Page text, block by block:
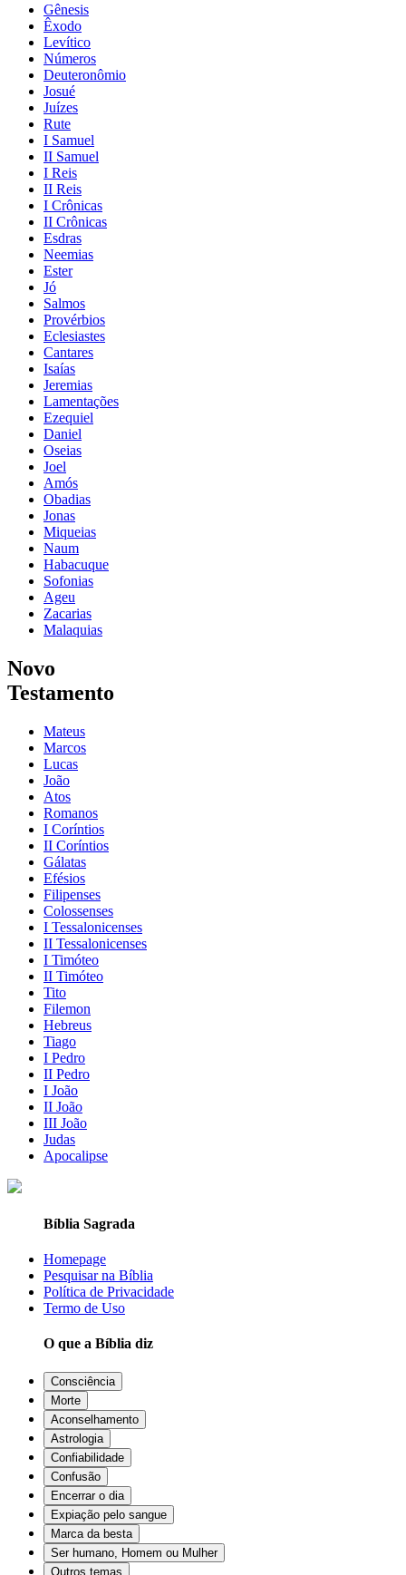
Gênesis
Êxodo
Levítico
Números
Deuteronômio
Josué
Juízes
Rute
I Samuel
II Samuel
I Reis
II Reis
I Crônicas
II Crônicas
Esdras
Neemias
Ester
Jó
Salmos
Provérbios
Eclesiastes
Cantares
Isaías
Jeremias
Lamentações
Ezequiel
Daniel
Oseias
Joel
Amós
Obadias
Jonas
Miqueias
Naum
Habacuque
Sofonias
Ageu
Zacarias
Malaquias
Novo
Testamento
Mateus
Marcos
Lucas
João
Atos
Romanos
I Coríntios
II Coríntios
Gálatas
Efésios
Filipenses
Colossenses
I Tessalonicenses
II Tessalonicenses
I Timóteo
II Timóteo
Tito
Filemon
Hebreus
Tiago
I Pedro
II Pedro
I João
II João
III João
Judas
Apocalipse
Bíblia Sagrada
Homepage
Pesquisar na Bíblia
Política de Privacidade
Termo de Uso
O que a Bíblia diz
Consciência
Morte
Aconselhamento
Astrologia
Confiabilidade
Confusão
Encerrar o dia
Expiação pelo sangue
Marca da besta
Ser humano, Homem ou Mulher
Outros temas